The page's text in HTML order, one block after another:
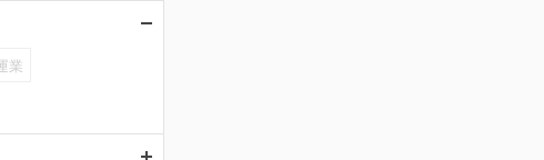
業